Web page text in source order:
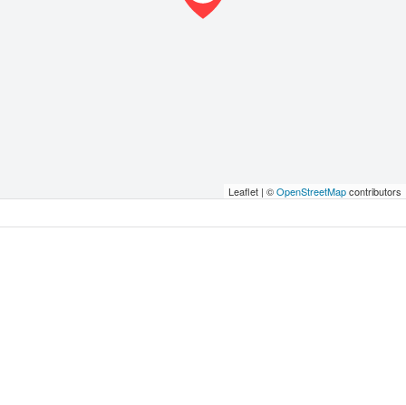
Leaflet | ©OpenStreetMapcontributors